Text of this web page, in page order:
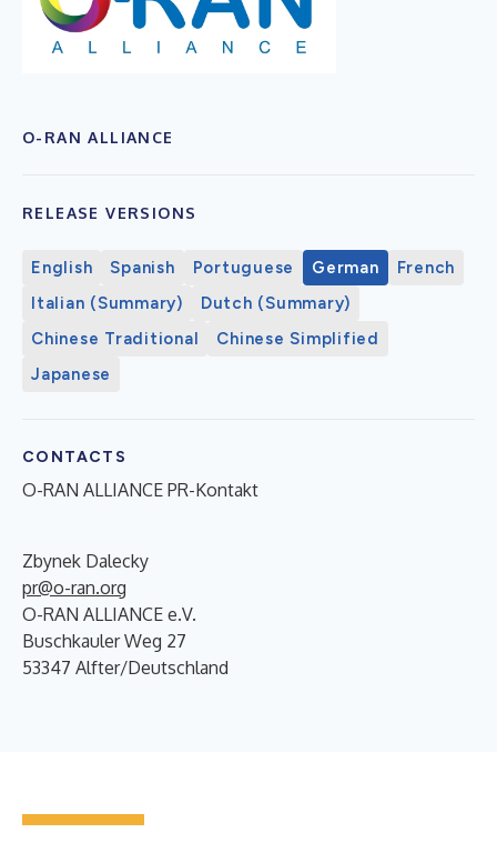
O-RAN ALLIANCE
RELEASE VERSIONS
English Spanish Portuguese German
French
Italian (Summary)
Dutch (Summary)
Chinese Traditional
Chinese Simplified
Japanese
CONTACTS
O-RAN ALLIANCE PR-Kontakt
Zbynek Dalecky
pr@o-ran.org
O-RAN ALLIANCE e.V.
Buschkauler Weg 27
53347 Alfter/Deutschland